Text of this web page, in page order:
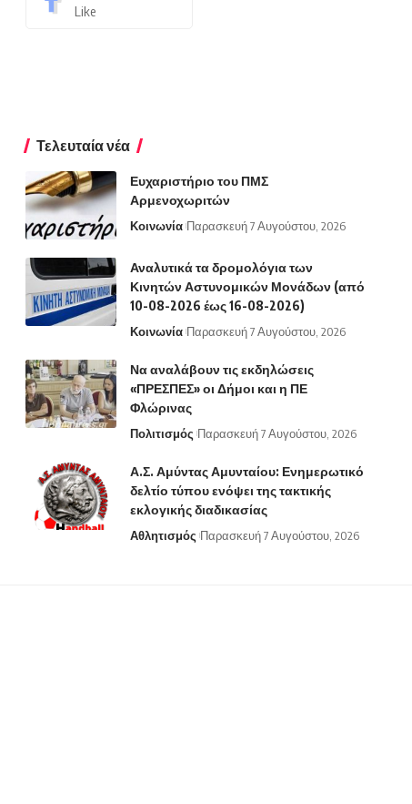
Like
Τελευταία νέα
Ευχαριστήριο του ΠΜΣ
Αρμενοχωριτών
Κοινωνία Παρασκευή 7 Αυγούστου, 2026
Αναλυτικά τα δρομολόγια των
Κινητών Αστυνομικών Μονάδων (από
10-08-2026 έως 16-08-2026)
Κοινωνία Παρασκευή 7 Αυγούστου, 2026
Να αναλάβουν τις εκδηλώσεις
«ΠΡΕΣΠΕΣ» οι Δήμοι και η ΠΕ
Φλώρινας
Πολιτισμός Παρασκευή 7 Αυγούστου, 2026
Α.Σ. Αμύντας Αμυνταίου: Ενημερωτικό
δελτίο τύπου ενόψει της τακτικής
εκλογικής διαδικασίας
Αθλητισμός Παρασκευή 7 Αυγούστου, 2026